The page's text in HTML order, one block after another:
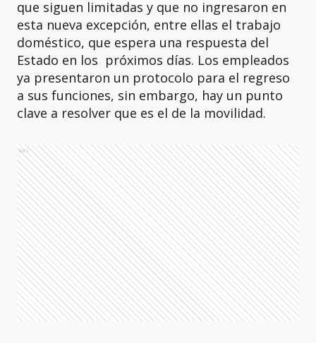
que siguen limitadas y que no ingresaron en
esta nueva excepción, entre ellas el trabajo
doméstico, que espera una respuesta del
Estado en los próximos días. Los empleados
ya presentaron un protocolo para el regreso
a sus funciones, sin embargo, hay un punto
clave a resolver que es el de la movilidad.
Ads